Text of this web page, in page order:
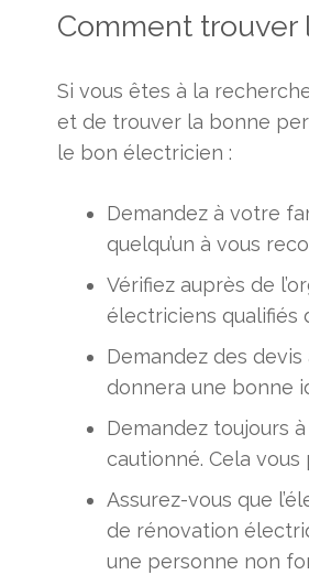
Comment
Si vous êtes à la
et de trouver la bonne
le bon électricien :
Demandez à votre
quelqu’un à vous
Vérifiez auprès de
électriciens qualifiés
Demandez des
donnera une bonne
Demandez toujours
cautionné. Cela
Assurez-vous que
de rénovation
une personne non